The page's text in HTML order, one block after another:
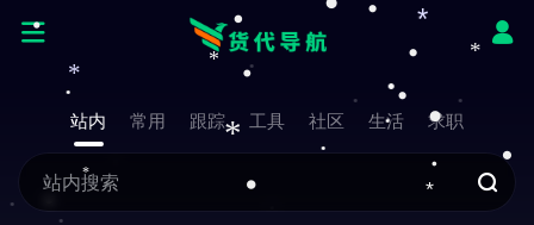
•
• •
•
•
•
•
• • •
站内 常用 跟踪 工具 社区 生活 求职
*
* *
*
*
*
*